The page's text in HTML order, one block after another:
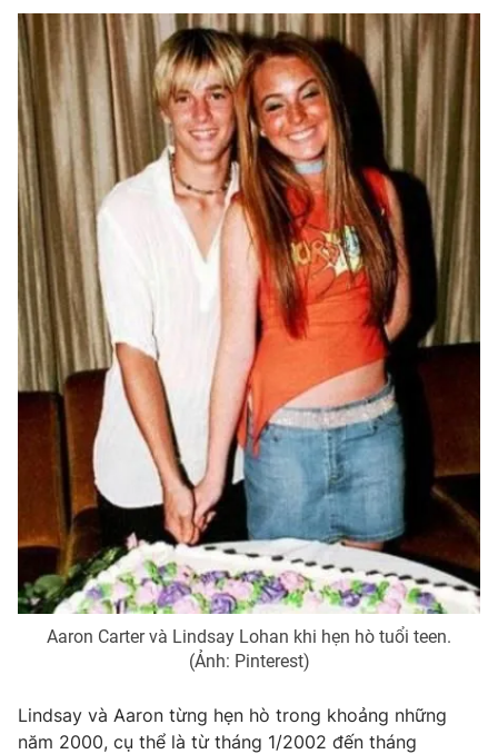
Chất lượng cuộc sống
Học trực tuyến
Hitech Công nghệ tương lai
Sản phẩm
Thị trường
Tư vấn
Giao lưu trực tuyến
Lịch phát sóng
Chuyên mục khác
Emagazine Podcast
Photo Infographic
Video Shorts video
VTV Money VTV Thể thao
VTV Sức khoẻ Bất động sản
Thị trường 24h Tấm lòng Việt
VTV4 Vươn mình bằng AI
VTV9 VTV8
Aaron Carter và Lindsay Lohan khi hẹn hò tuổi teen.
(Ảnh: Pinterest)
Lindsay và Aaron từng hẹn hò trong khoảng những
năm 2000, cụ thể là từ tháng 1/2002 đến tháng